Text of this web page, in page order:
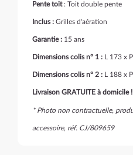
Pente toit: Toit double pente
Inclus : Grilles d'aération
Garantie : 15 ans
Dimensions colis n° 1 : L 173 x
Dimensions colis n° 2 : L 188 x
Livraison GRATUITE à domicile !
* Photo non contractuelle,
accessoire, réf. CJ/809659